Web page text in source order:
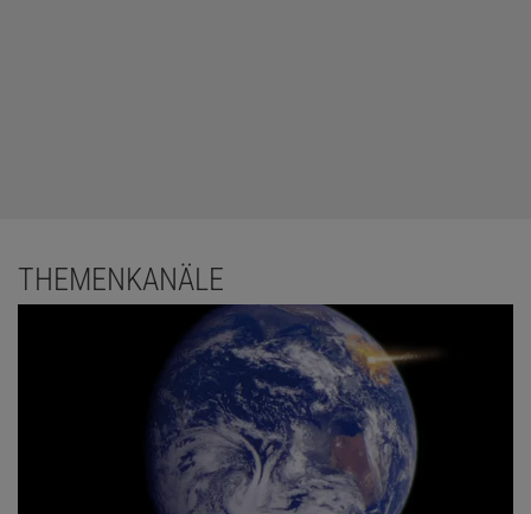
THEMENKANÄLE